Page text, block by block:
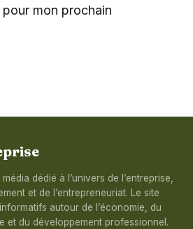
mon prochain
dédié à l’univers de l’entreprise,
et de l’entrepreneuriat. Le site
autour de l’économie, du
et du développement professionnel.